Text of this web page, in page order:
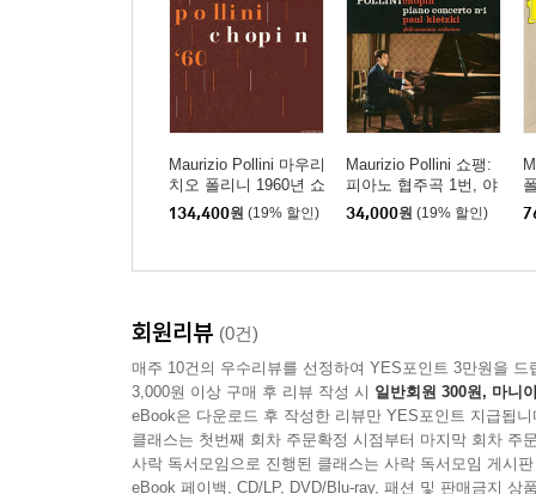
Maurizio Pollini 마우리
치오 폴리니 1960년 쇼
팽 콩쿠르 실황 (Chopin
Piano Competition 196
134,400원 (19% 할인)
Maurizio Pollini 쇼팽:
피아노 협주곡 1번, 야
상곡 4, 5, 7 & 8번 (Cho
pin: Piano Concerto N
Hybrid]
34,000원 (19% 할인)
회원리뷰 (0건)
매주 10건의 우수리뷰를 선정하여 YES포인트 3만원을 드
3,000원 이상 구매 후 리뷰 작성 시 일반회원 300원, 마니
eBook은 다운로드 후 작성한 리뷰만 YES포인트 지급됩니
클래스는 첫번째 회차 주문확정 시점부터 마지막 회차 주
사락 독서모임으로 진행된 클래스는 사락 독서모임 게시
eBook 페이백, CD/LP, DVD/Blu-ray, 패션 및 판매금지 상